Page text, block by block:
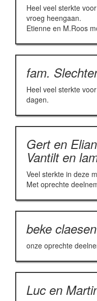
Heel veel sterkte
vroeg heengaan.
Etienne en M.Roos
fam.
Heel veel sterkte
dagen.
Gert en
Vantilt en
Veel sterkte in deze
Met oprechte
beke
onze oprechte
Luc en